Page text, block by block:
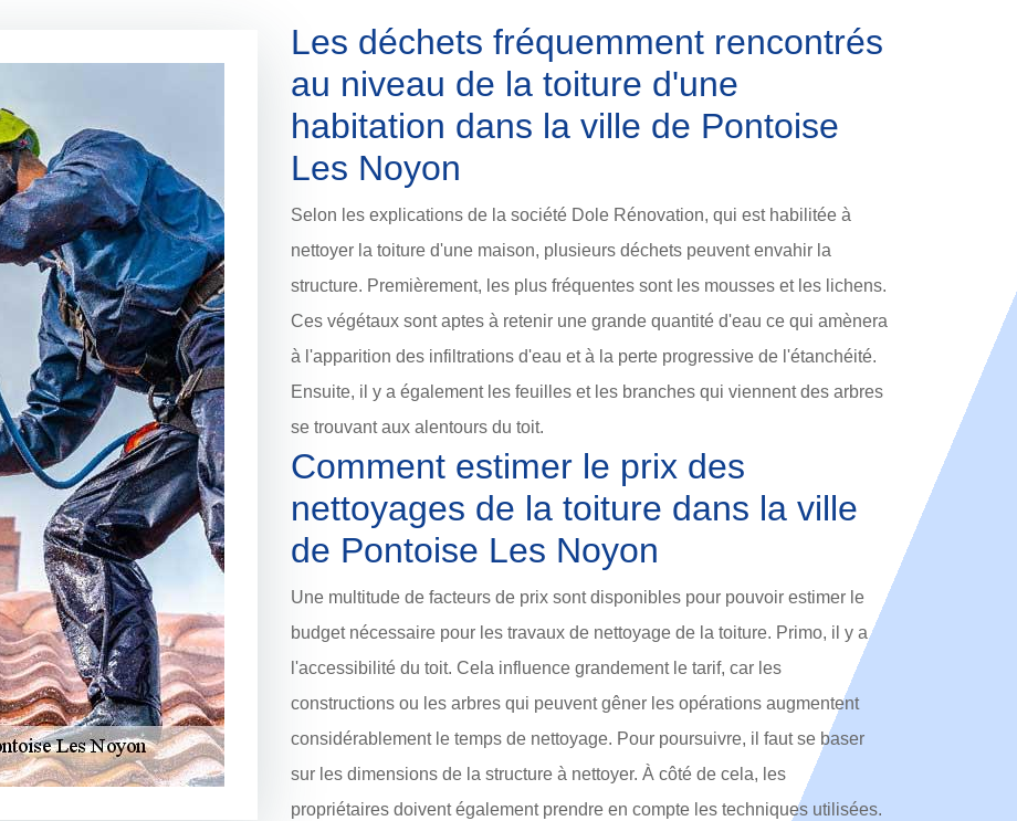
Les déchets fréquemment rencontrés
au niveau de la toiture d'une
habitation dans la ville de Pontoise
Les Noyon
Selon les explications de la société Dole Rénovation, qui est habilitée à
nettoyer la toiture d'une maison, plusieurs déchets peuvent envahir la
structure. Premièrement, les plus fréquentes sont les mousses et les lichens.
Ces végétaux sont aptes à retenir une grande quantité d'eau ce qui amènera
à l'apparition des infiltrations d'eau et à la perte progressive de l'étanchéité.
Ensuite, il y a également les feuilles et les branches qui viennent des arbres
se trouvant aux alentours du toit.
Comment estimer le prix des
nettoyages de la toiture dans la ville
de Pontoise Les Noyon
Une multitude de facteurs de prix sont disponibles pour pouvoir estimer le
budget nécessaire pour les travaux de nettoyage de la toiture. Primo, il y a
l'accessibilité du toit. Cela influence grandement le tarif, car les
constructions ou les arbres qui peuvent gêner les opérations augmentent
considérablement le temps de nettoyage. Pour poursuivre, il faut se baser
sur les dimensions de la structure à nettoyer. À côté de cela, les
propriétaires doivent également prendre en compte les techniques utilisées.